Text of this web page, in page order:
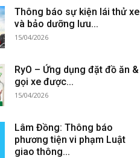
Thông báo sự kiện lái thử xe
và bảo dưỡng lưu...
15/04/2026
RyO – Ứng dụng đặt đồ ăn &
gọi xe được...
15/04/2026
Lâm Đồng: Thông báo
phương tiện vi phạm Luật
giao thông...